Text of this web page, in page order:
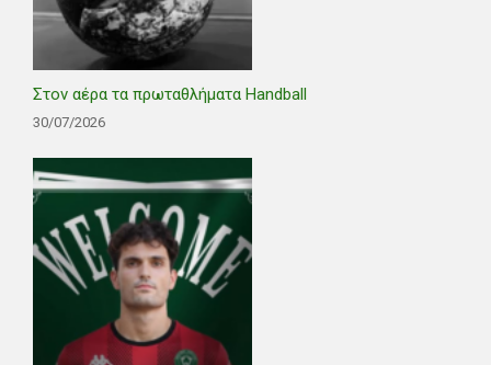
Στον αέρα τα πρωταθλήματα Handball
30/07/2026